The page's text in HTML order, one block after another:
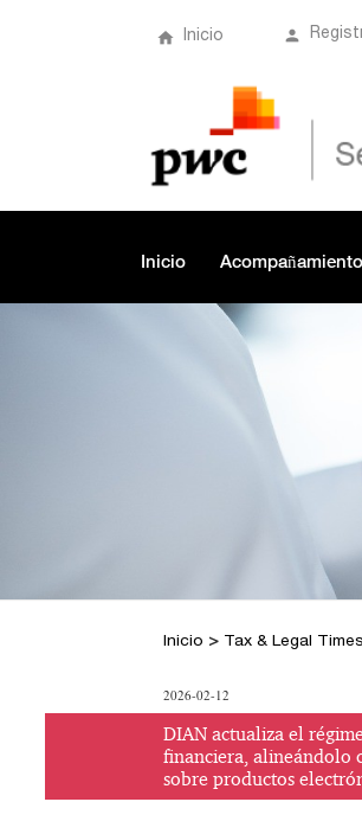
Inicio
Inicio
Inicio > Tax & Legal Times
2026-02-12
DIAN actualiza el
financiera, alineándolo
sobre productos